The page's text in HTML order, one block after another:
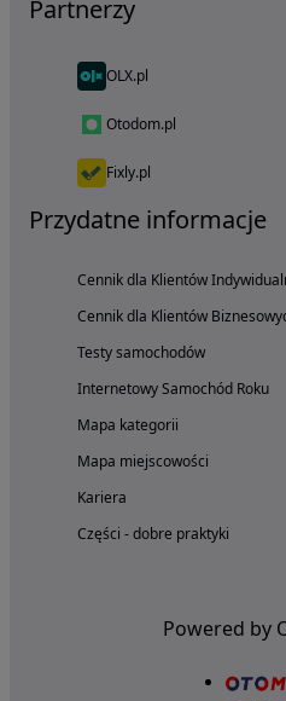
Partnerzy
OLX.pl
Otodom.pl
Fixly.pl
Przydatne informacje
Cennik dla Klientów
Cennik dla Klientów
Testy samochodów
Internetowy Samochód Roku
Mapa kategorii
Mapa miejscowości
Kariera
Części - dobre praktyki
Powered by